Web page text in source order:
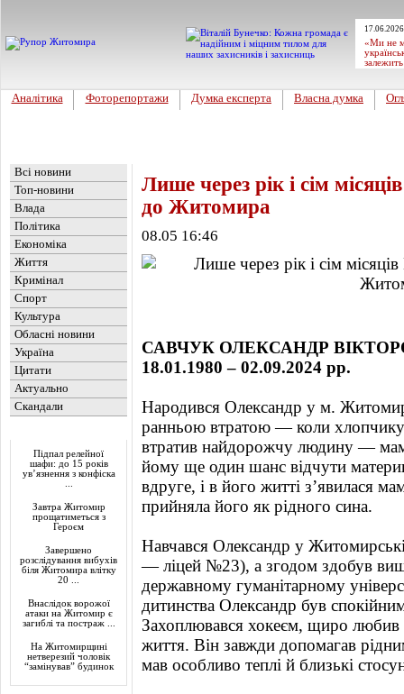
«Ми не
Аналітика Фоторепортажи Думка експерта Власна думка
Всі новини
Топ-новини
Влада
Політика
Економіка
Життя
Кримінал
Спорт
Культура
Обласні новини
Україна
Цитати
Актуально
Скандали
Підпал релейної
шафи: до 15 років
ув’язнення з конфіска
Завтра Житомир
прощатиметься з
Героєм
Завершено
розслідування вибухів
біля Житомира влітку
20 ...
Внаслідок ворожої
атаки на Житомир є
загиблі та постраж ...
На Житомирщині
нетверезий чоловік
“замінував” будинок
Лише через рік і сім
до Житомира
08.05 16:46
САВЧУК ОЛЕКСАНДР
18.01.1980 – 02.09.2024 рр.
Народився Олександр у м.
ранньою втратою — коли хлопчику
втратив найдорожчу людину —
йому ще один шанс відчути
вдруге, і в його житті з’явилася
прийняла його як рідного сина.
Навчався Олександр у
— ліцей №23), а згодом здобув
державному гуманітарному
дитинства Олександр був
Захоплювався хокеєм, щиро любив
життя. Він завжди допомагав
мав особливо теплі й близькі